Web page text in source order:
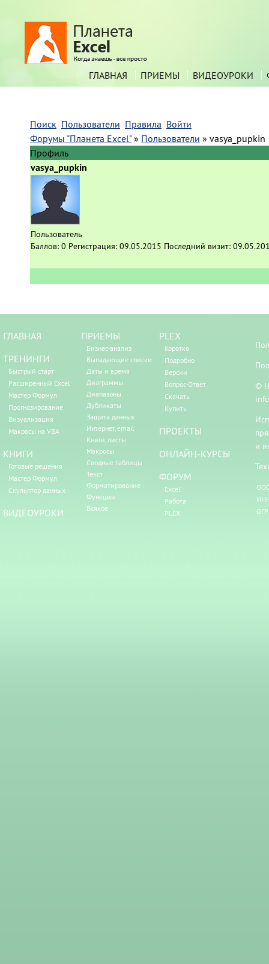
ГЛАВНАЯ ПРИЕМЫ ВИДЕОУРОКИ
Поиск Пользователи Правила Войти
Форумы "Планета Excel" » Пользователи » vasya_pupkin
Профиль
vasya_pupkin
Пользователь
Баллов: 0 Регистрация: 09.05.2015 Последний визит:
ГЛАВНАЯ
ТРЕНИНГИ
Быстрый старт
Расширенный Excel
Мастер Формул
Прогнозирование
Визуализация
Макросы на VBA
КНИГИ
Готовые решения
Мастер Формул
Скульптор данных
ВИДЕОУРОКИ
ПРИЕМЫ
Бизнес-анализ
Выпадающие списки
Даты и время
Диаграммы
Диапазоны
Дубликаты
Защита данных
Интернет, email
Книги, листы
Макросы
Сводные таблицы
Текст
Форматирование
Функции
Всякое
PLEX
Коротко
Подробно
Версии
Вопрос-Ответ
Скачать
Купить
ПРОЕКТЫ
ОНЛАЙН-КУРСЫ
ФОРУМ
Excel
Работа
PLEX
©
и